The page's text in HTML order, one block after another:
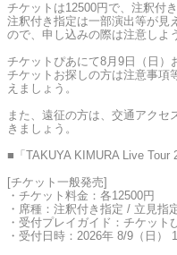
チケットは12500円で、注釈付
注釈付き指定は一部演出等が見
ので、申し込みの際は注意しよ
チケットぴあにて8月9日（日）
チケットお探しの方は注意事項
えましょう。
また、遠征の方は、交通アクセ
きましょう。
■「TAKUYA KIMURA Live Tour
[チケット一般発売]
・チケット料金：各12500円
・席種：注釈付き指定 / 立見指
・受付プレイガイド：チケット
・受付日時：2026年 8/9（日